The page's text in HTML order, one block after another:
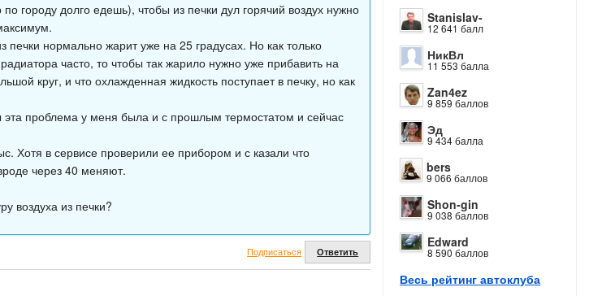
Stanislav-
12 641 балл
НикВл
11 553 балла
Zan4ez
9 859 баллов
Эд
9 434 балла
bers
9 066 баллов
Shon-gin
9 038 баллов
Edward
8 590 баллов
Весь рейтинг автоклуба
городу долго едешь), чтобы из печки дул горячий воздух нужно
печки нормально жарит уже на 25 градусах. Но как только
часто, то чтобы так жарило нужно уже прибавить на
круг, и что охлажденная жидкость поступает в печку, но как
проблема у меня была и с прошлым термостатом и сейчас
Хотя в сервисе проверили ее прибором и с казали что
через 40 меняют.
воздуха из печки?
Подписаться Ответить